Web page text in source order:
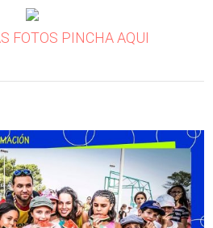
FOTOS PINCHA AQUI